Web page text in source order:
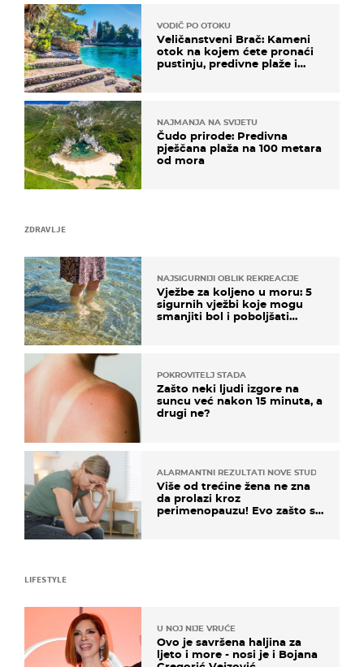
ZDRAVLJE
NAJSIGURNIJI OBLIK REKREACIJE
Vježbe za koljeno u moru: 5
sigurnih vježbi koje mogu
smanjiti bol i poboljšati
POKROVITELJ STADA
Zašto neki ljudi izgore na
suncu već nakon 15 minuta, a
drugi ne?
ALARMANTNI REZULTATI NOVE STUDIJE
Više od trećine žena ne zna
da prolazi kroz
perimenopauzu! Evo zašto su
VODIČ PO OTOKU
Veličanstveni Brač: Kameni
otok na kojem ćete pronaći
pustinju, predivne plaže i
NAJMANJA NA SVIJETU
Čudo prirode: Predivna
pješčana plaža na 100 metara
od mora
LIFESTYLE
U NOJ NIJE VRUĆE
Ovo je savršena haljina za
ljeto i more - nosi je i Bojana